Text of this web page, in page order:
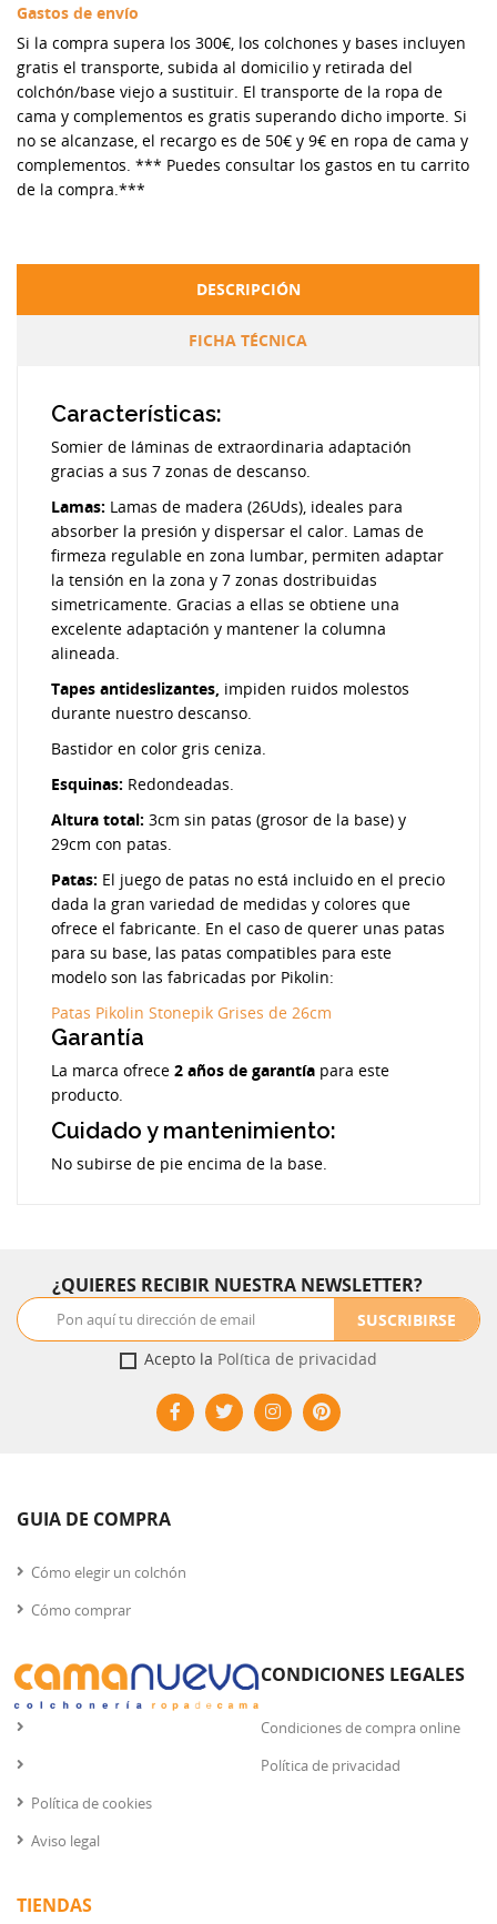
Gastos de envío
Si la compra supera los 300€, los colchones y bases incluyen
gratis el transporte, subida al domicilio y retirada del
colchón/base viejo a sustituir. El transporte de la ropa de
cama y complementos es gratis superando dicho importe. Si
no se alcanzase, el recargo es de 50€ y 9€ en ropa de cama y
complementos. *** Puedes consultar los gastos en tu carrito
de la compra.***
DESCRIPCIÓN
FICHA TÉCNICA
Características:
Somier de láminas de extraordinaria adaptación
gracias a sus 7 zonas de descanso.
Lamas: Lamas de madera (26Uds), ideales para
absorber la presión y dispersar el calor. Lamas de
firmeza regulable en zona lumbar, permiten adaptar
la tensión en la zona y 7 zonas dostribuidas
simetricamente. Gracias a ellas se obtiene una
excelente adaptación y mantener la columna
alineada.
Tapes antideslizantes, impiden ruidos molestos
durante nuestro descanso.
Bastidor en color gris ceniza.
Esquinas: Redondeadas.
Altura total: 3cm sin patas (grosor de la base) y
29cm con patas.
Patas: El juego de patas no está incluido en el precio
dada la gran variedad de medidas y colores que
ofrece el fabricante. En el caso de querer unas patas
para su base, las patas compatibles para este
modelo son las fabricadas por Pikolin:
Patas Pikolin Stonepik Grises de 26cm
Garantía
La marca ofrece 2 años de garantía para este
producto.
Cuidado y mantenimiento:
No subirse de pie encima de la base.
¿QUIERES RECIBIR NUESTRA NEWSLETTER?
SUSCRIBIRSE
Acepto la Política de privacidad
GUIA DE COMPRA
Cómo elegir un colchón
Cómo comprar
CONDICIONES LEGALES
Condiciones de compra online
Política de privacidad
Política de cookies
Aviso legal
TIENDAS